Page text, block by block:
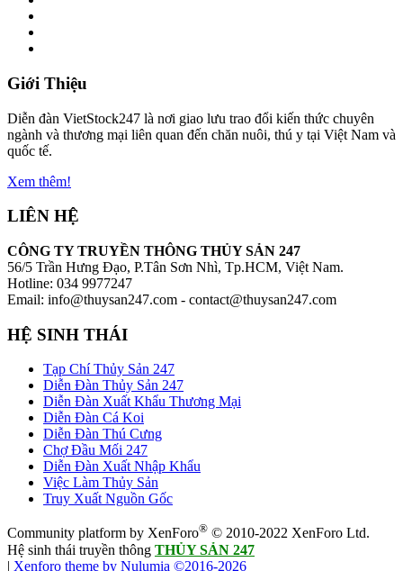
Giới Thiệu
Diễn đàn VietStock247 là nơi giao lưu trao đổi kiến thức chuyên
ngành và thương mại liên quan đến chăn nuôi, thú y tại Việt Nam và
quốc tế.
Xem thêm!
LIÊN HỆ
CÔNG TY TRUYỀN THÔNG THỦY SẢN 247
56/5 Trần Hưng Đạo, P.Tân Sơn Nhì, Tp.HCM, Việt Nam.
Hotline: 034 9977247
Email: info@thuysan247.com - contact@thuysan247.com
HỆ SINH THÁI
Tạp Chí Thủy Sản 247
Diễn Đàn Thủy Sản 247
Diễn Đàn Xuất Khẩu Thương Mại
Diễn Đàn Cá Koi
Diễn Đàn Thú Cưng
Chợ Đầu Mối 247
Diễn Đàn Xuất Nhập Khẩu
Việc Làm Thủy Sản
Truy Xuất Nguồn Gốc
Community platform by XenForo® © 2010-2022 XenForo Ltd.
Hệ sinh thái truyền thông THỦY SẢN 247
| Xenforo theme by Nulumia ©2016-2026